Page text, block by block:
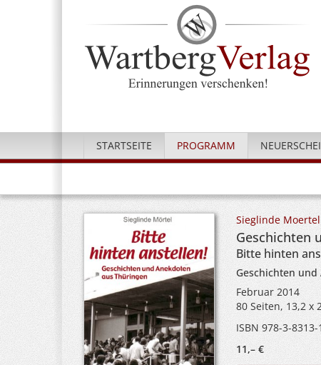
STARTSEITE PROGRAMM
Sieglinde Moertel
Geschichten
Bitte hinten
Geschichten und
Februar 2014
80 Seiten, 13,2 x
ISBN 978-3-
11,– €